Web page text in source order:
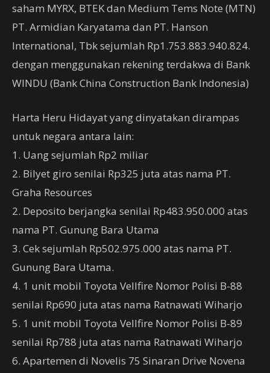
saham MYRX, BTEK dan Medium Tems Note (MTN)
PT. Armidian Karyatama dan PT. Hanson
International, Tbk sejumlah Rp1.753.883.940.824.
dengan menggunakan rekening terdakwa di Bank
WINDU (Bank China Construction Bank Indonesia)
Harta Heru Hidayat yang dinyatakan dirampas
untuk negara antara lain:
1. Uang sejumlah Rp2 miliar
2. Bilyet giro senilai Rp325 juta atas nama PT.
Graha Resources
2. Deposito berjangka senilai Rp483.950.000 atas
nama PT. Gunung Bara Utama
3. Cek sejumlah Rp502.975.000 atas nama PT.
Gunung Bara Utama.
4. 1 unit mobil Toyota Vellfire Nomor Polisi B-88
senilai Rp690 juta atas nama Ratnawati Wiharjo
5. 1 unit mobil Toyota Vellfire Nomor Polisi B-89
senilai Rp788 juta atas nama Ratnawati Wiharjo
6. Apartemen di Novelis 75 Sinaran Drive Novena